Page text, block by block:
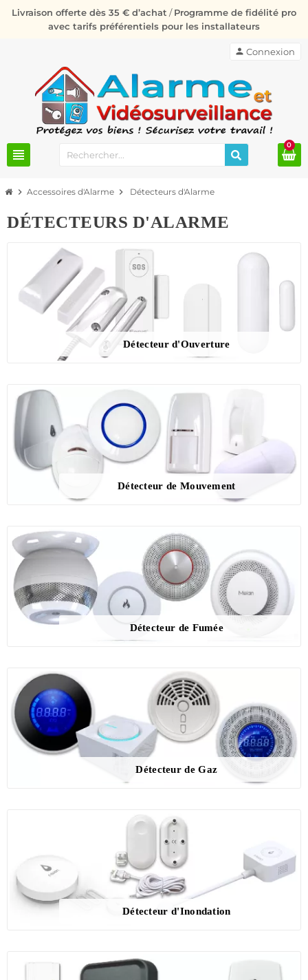
Livraison offerte dès 35 € d’achat /Programme de fidélité pro
avec tarifs préférentiels pour les installateurs
view_headline
person Connexion
0
chevron_right Accessoires d'Alarme chevron_right Détecteurs d'Alarme
DÉTECTEURS D'ALARME
Détecteur d'Ouverture
Détecteur de Mouvement
Détecteur de Fumée
Détecteur de Gaz
Détecteur d'Inondation